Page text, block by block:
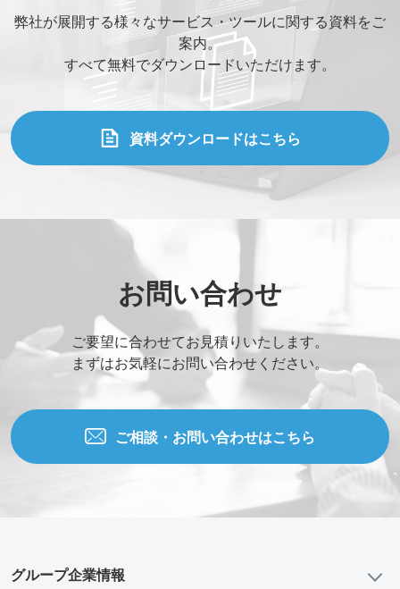
弊社が展開する様々なサービス・ツールに関する資料をご
案内。
すべて無料でダウンロードいただけます。
資料ダウンロードはこちら
お問い合わせ
ご要望に合わせてお見積りいたします。
まずはお気軽にお問い合わせください。
ご相談・お問い合わせはこちら
グループ企業情報